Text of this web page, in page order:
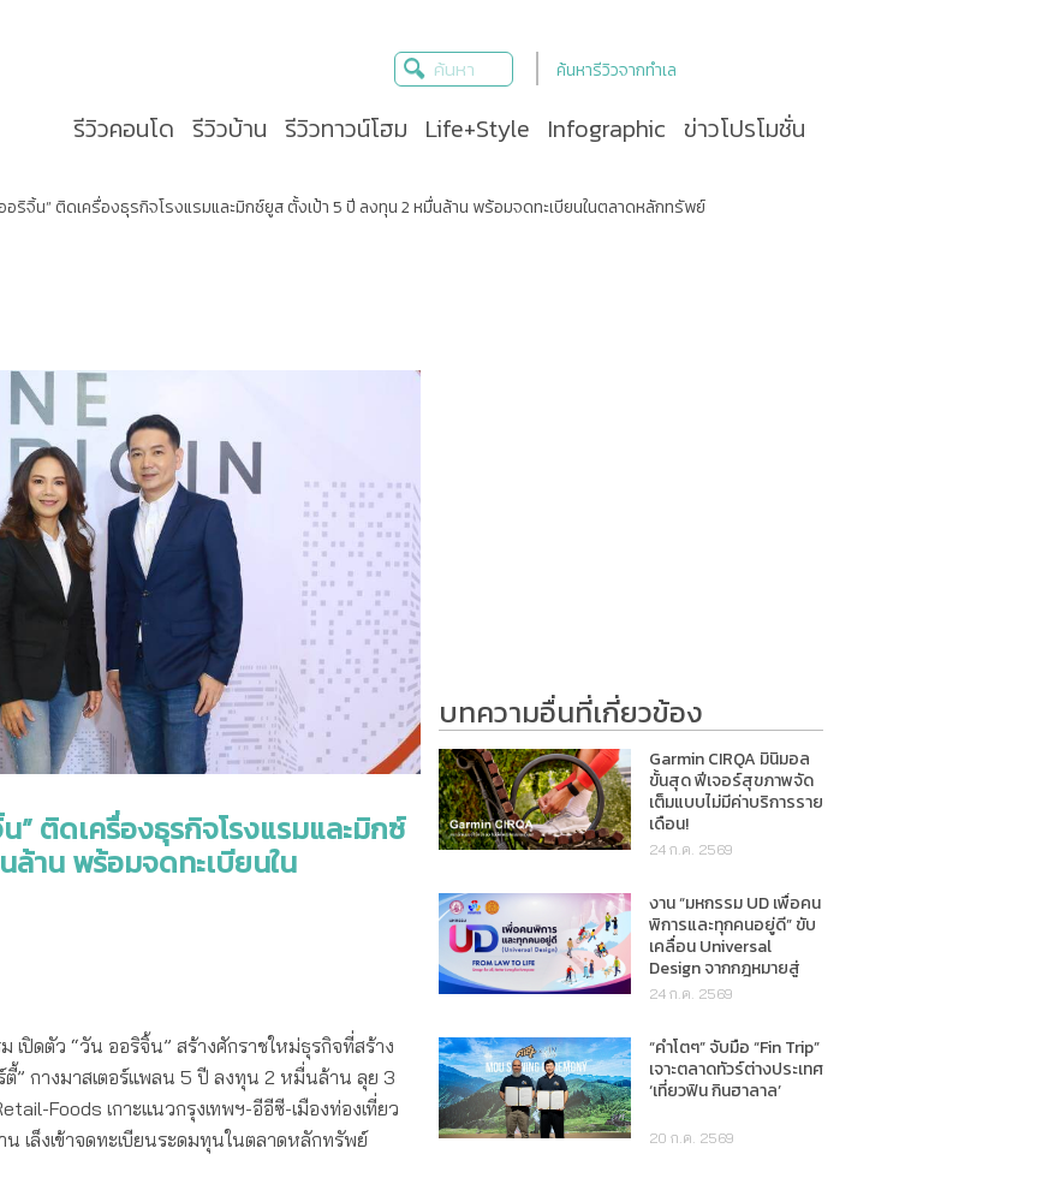
ค้นหารีวิวจากทำเล
รีวิวคอนโด รีวิวบ้าน รีวิวทาวน์โฮม Life+Style Infographic ข่าวโปรโมชั่น
อริจิ้น” ติดเครื่องธุรกิจโรงแรมและมิกซ์ยูส ตั้งเป้า 5 ปี ลงทุน 2 หมื่นล้าน พร้อมจดทะเบียนในตลาดหลักทรัพย์
” ติดเครื่องธุรกิจโรงแรมและมิกซ์
าน พร้อมจดทะเบียนใน
เปิดตัว “วัน ออริจิ้น” สร้างศักราชใหม่ธุรกิจที่สร้าง
ตี้” กางมาสเตอร์แพลน 5 ปี ลงทุน 2 หมื่นล้าน ลุย 3
Foods เกาะแนวกรุงเทพฯ-อีอีซี-เมืองท่องเที่ยว
เล็งเข้าจดทะเบียนระดมทุนในตลาดหลักทรัพย์
บทความอื่นที่เกี่ยวข้อง
Garmin CIRQA มินิมอล
ขั้นสุด ฟีเจอร์สุขภาพจัด
เต็มแบบไม่มีค่าบริการราย
เดือน!
24 ก.ค. 2569
งาน “มหกรรม UD เพื่อคน
พิการและทุกคนอยู่ดี” ขับ
เคลื่อน Universal
Design จากกฎหมายสู่
การใช้ชีวิตจริง
24 ก.ค. 2569
“คำโตๆ” จับมือ “Fin Trip”
เจาะตลาดทัวร์ต่างประเทศ
‘เที่ยวฟิน กินฮาลาล’
20 ก.ค. 2569